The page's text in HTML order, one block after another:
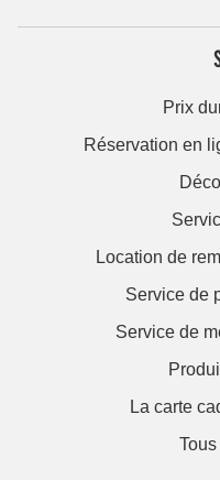
Prix
Réservation en
Location de
Service de
Service de
La carte